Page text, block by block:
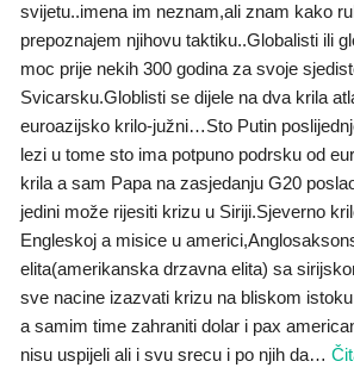
svijetu..imena im neznam,ali znam kako
prepoznajem njihovu taktiku..Globalisti ili
moc prije nekih 300 godina za svoje
Svicarsku.Globlisti se dijele na dva krila
euroazijsko krilo-južni…Sto Putin
lezi u tome sto ima potpuno podrsku od
krila a sam Papa na zasjedanju G20
jedini može rijesiti krizu u Siriji.Sjeverno
Engleskoj a misice u
elita(amerikanska drzavna elita) sa
sve nacine izazvati krizu na bliskom
a samim time zahraniti dolar i pax
nisu uspijeli ali i svu srecu i po njih da…